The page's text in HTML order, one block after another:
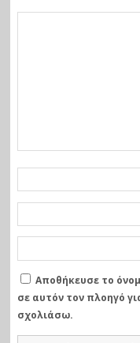
Αποθήκευσε το
σε αυτόν τον πλοηγό
σχολιάσω.